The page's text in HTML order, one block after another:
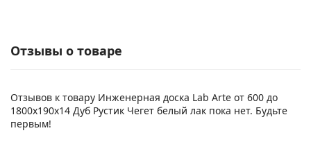
Отзывы о товаре
Отзывов к товару Инженерная доска Lab Arte от 600 до
1800х190х14 Дуб Рустик Чегет белый лак пока нет. Будьте
первым!